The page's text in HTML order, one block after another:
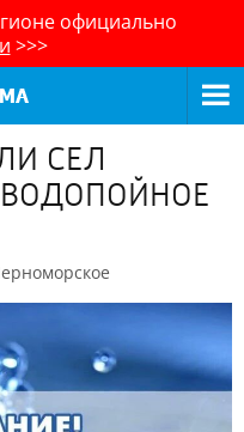
официально
>>>
СЕЛ